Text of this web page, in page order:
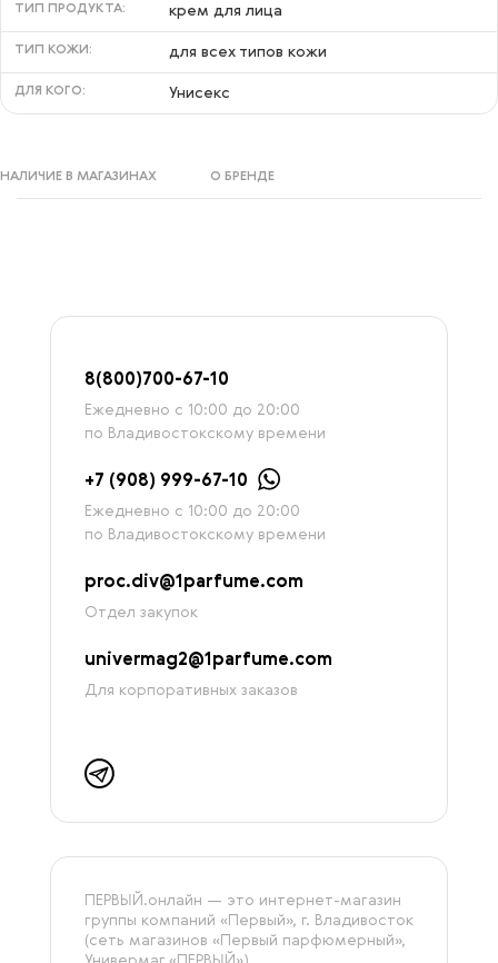
ТИП ПРОДУКТА: крем для лица
ТИП КОЖИ: для всех типов кожи
ДЛЯ КОГО: Унисекс
НАЛИЧИЕ В МАГАЗИНАХ О БРЕНДЕ
8(800)700-67-10
Ежедневно с 10:00 до 20:00
по Владивостокскому времени
+7 (908) 999-67-10
Ежедневно с 10:00 до 20:00
по Владивостокскому времени
proc.div@1parfume.com
Отдел закупок
univermag2@1parfume.com
Для корпоративных заказов
ПЕРВЫЙ.онлайн — это интернет-магазин
группы компаний «‎Первый», г. Владивосток
(сеть магазинов «Первый парфюмерный»,